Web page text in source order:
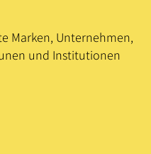
Marken, Unternehmen,
und Institutionen